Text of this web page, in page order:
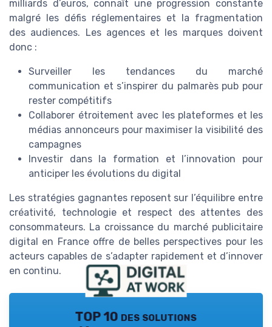
milliards d’euros, connaît une progression constante
malgré les défis réglementaires et la fragmentation
des audiences. Les agences et les marques doivent
donc :
Surveiller les tendances du marché
communication et s’inspirer du palmarès pub pour
rester compétitifs
Collaborer étroitement avec les plateformes et les
médias annonceurs pour maximiser la visibilité des
campagnes
Investir dans la formation et l’innovation pour
anticiper les évolutions du digital
Les stratégies gagnantes reposent sur l’équilibre entre
créativité, technologie et respect des attentes des
consommateurs. La croissance du marché publicitaire
digital en France offre de belles perspectives pour les
acteurs capables de s’adapter rapidement et d’innover
en continu.
TOP 10 des solutions